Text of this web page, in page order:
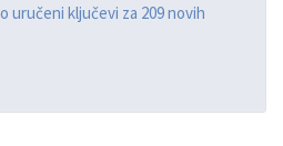
uručeni ključevi za 209 novih